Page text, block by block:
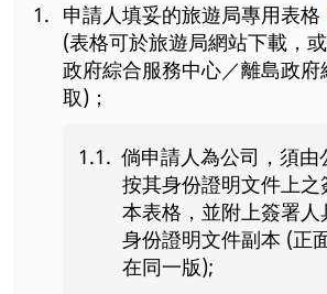
申請人填妥的旅遊局專用表格
(表格可於旅遊局網站下載，
政府綜合服務中心／離島政
取)；
倘申請人為公司，須由
按其身份證明文件上
本表格，並附上簽署人
身份證明文件副本 (正
在同一版);